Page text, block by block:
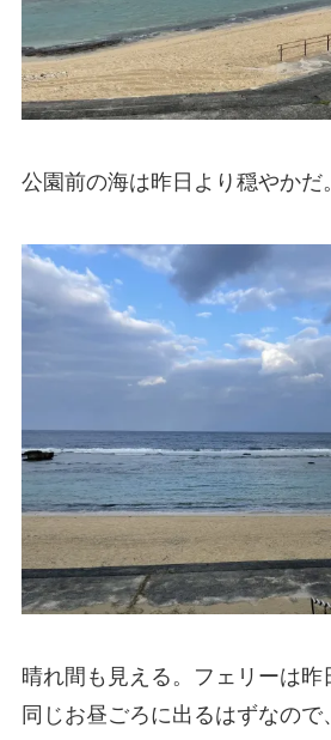
公園前の海は昨日より穏やかだ。
晴れ間も見える。フェリーは昨
同じお昼ごろに出るはずなので